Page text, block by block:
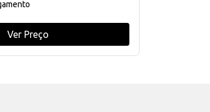
Ver Preço